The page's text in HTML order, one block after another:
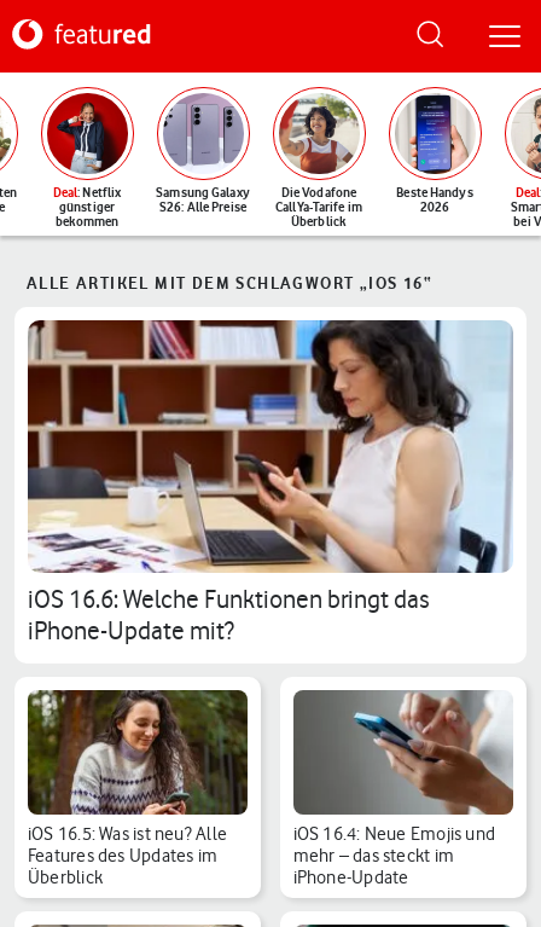
Deal: Netflix
günstiger
bekommen
Samsung Galaxy
S26: Alle Preise
Die Vodafone
CallYa-Tarife im
Überblick
Beste Handys
2026
Deal
bei
ALLE ARTIKEL MIT DEM SCHLAGWORT „IOS 16“
iOS 16.6: Welche Funktionen bringt das
iPhone-Update mit?
iOS 16.5: Was ist neu? Alle
Features des Updates im
Überblick
iOS 16.4: Neue Emojis und
mehr – das steckt im
iPhone-Update